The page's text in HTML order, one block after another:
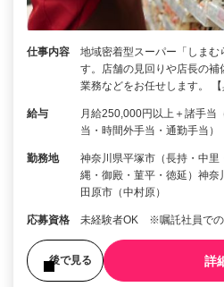
仕事内容
地域密着型スーパー「しま
す。店舗の見回りや店長の
業務などをお任せします。
給与
月給250,000円以上＋諸手当
当・時間外手当・通勤手当）
勤務地
神奈川県平塚市（長持・中里
縄・御殿・菫平・徳延）神
田原市（中村原）
応募資格 未経験者OK ※嘱託社員での
後で見る 詳